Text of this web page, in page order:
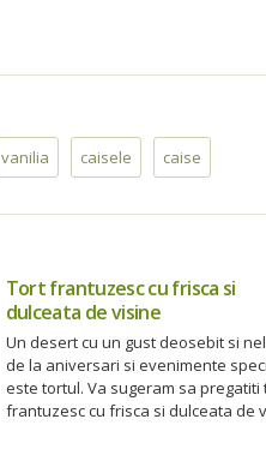
vanilia caisele caise
Tort frantuzesc cu frisca si
dulceata de visine
Un desert cu un gust deosebit si
de la aniversari si evenimente
este tortul. Va sugeram sa pregatiti
frantuzesc cu frisca si dulceata de